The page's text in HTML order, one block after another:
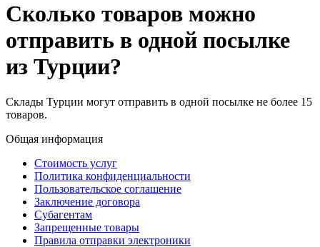
Сколько товаров можно
отправить в одной посылке
из Турции?
Склады Турции могут отправить в одной посылке не более 15
товаров.
Общая информация
Стоимость услуг
Политика конфиденциальности
Пользовательское соглашение
Заключение договора
Субагентам
Запрещенные товары
Правила отправки электроники